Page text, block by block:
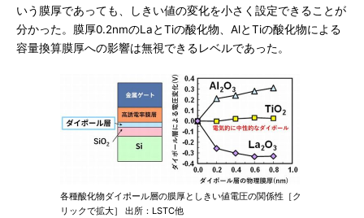
いう膜厚であっても、しきい値の変化を小さく設定できることが
分かった。膜厚0.2nmのLaとTiの酸化物、AlとTiの酸化物による
容量換算膜厚への影響は無視できるレベルであった。
各種酸化物ダイポール層の膜厚としきい値電圧の関係性［ク
リックで拡大］ 出所：LSTC他